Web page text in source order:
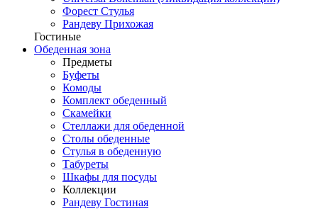
Форест Стулья
Рандеву Прихожая
Гостиные
Обеденная зона
Предметы
Буфеты
Комоды
Комплект обеденный
Скамейки
Стеллажи для обеденной
Столы обеденные
Стулья в обеденную
Табуреты
Шкафы для посуды
Коллекции
Рандеву Гостиная